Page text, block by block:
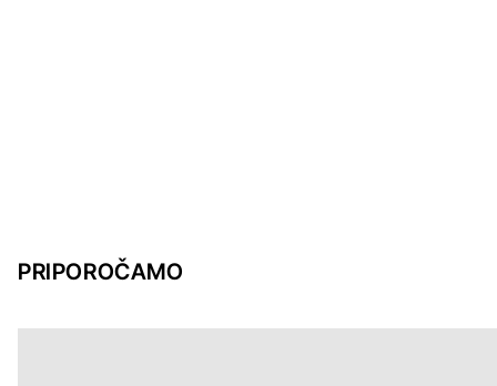
PRIPOROČAMO